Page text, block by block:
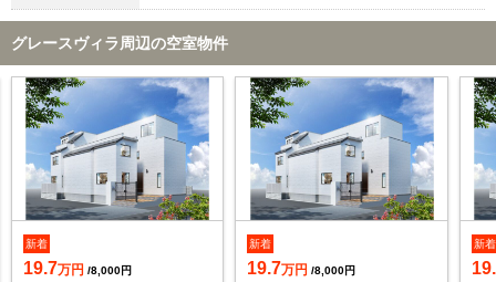
グレースヴィラ周辺の空室物件
新着
19.7万円 /8,000円
新着
19.7万円 /8,000円
新着